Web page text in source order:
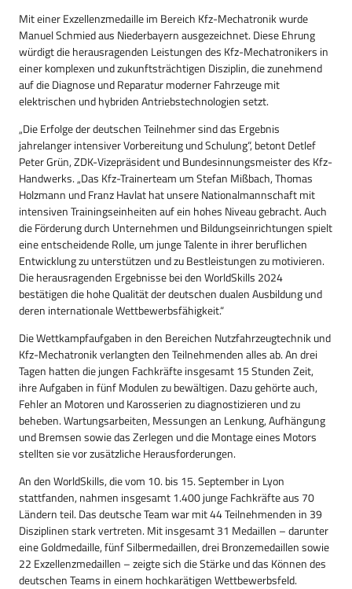
Mit einer Exzellenzmedaille im Bereich Kfz-Mechatronik wurde
Manuel Schmied aus Niederbayern ausgezeichnet. Diese Ehrung
würdigt die herausragenden Leistungen des Kfz-Mechatronikers in
einer komplexen und zukunftsträchtigen Disziplin, die zunehmend
auf die Diagnose und Reparatur moderner Fahrzeuge mit
elektrischen und hybriden Antriebstechnologien setzt.
„Die Erfolge der deutschen Teilnehmer sind das Ergebnis
jahrelanger intensiver Vorbereitung und Schulung“, betont Detlef
Peter Grün, ZDK-Vizepräsident und Bundesinnungsmeister des Kfz-
Handwerks. „Das Kfz-Trainerteam um Stefan Mißbach, Thomas
Holzmann und Franz Havlat hat unsere Nationalmannschaft mit
intensiven Trainingseinheiten auf ein hohes Niveau gebracht. Auch
die Förderung durch Unternehmen und Bildungseinrichtungen spielt
eine entscheidende Rolle, um junge Talente in ihrer beruflichen
Entwicklung zu unterstützen und zu Bestleistungen zu motivieren.
Die herausragenden Ergebnisse bei den WorldSkills 2024
bestätigen die hohe Qualität der deutschen dualen Ausbildung und
deren internationale Wettbewerbsfähigkeit.“
Die Wettkampfaufgaben in den Bereichen Nutzfahrzeugtechnik und
Kfz-Mechatronik verlangten den Teilnehmenden alles ab. An drei
Tagen hatten die jungen Fachkräfte insgesamt 15 Stunden Zeit,
ihre Aufgaben in fünf Modulen zu bewältigen. Dazu gehörte auch,
Fehler an Motoren und Karosserien zu diagnostizieren und zu
beheben. Wartungsarbeiten, Messungen an Lenkung, Aufhängung
und Bremsen sowie das Zerlegen und die Montage eines Motors
stellten sie vor zusätzliche Herausforderungen.
An den WorldSkills, die vom 10. bis 15. September in Lyon
stattfanden, nahmen insgesamt 1.400 junge Fachkräfte aus 70
Ländern teil. Das deutsche Team war mit 44 Teilnehmenden in 39
Disziplinen stark vertreten. Mit insgesamt 31 Medaillen – darunter
eine Goldmedaille, fünf Silbermedaillen, drei Bronzemedaillen sowie
22 Exzellenzmedaillen – zeigte sich die Stärke und das Können des
deutschen Teams in einem hochkarätigen Wettbewerbsfeld.